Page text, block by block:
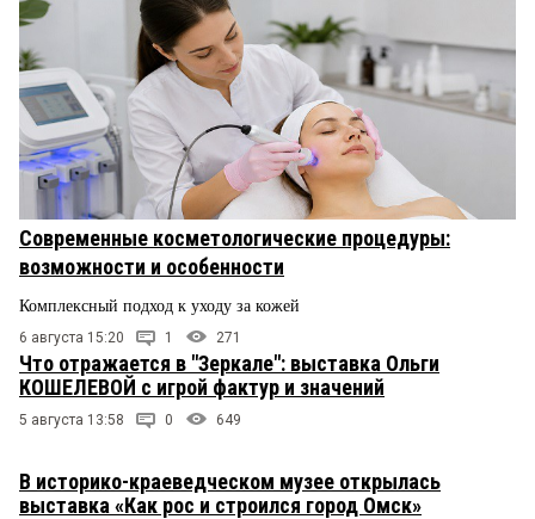
Современные косметологические процедуры:
возможности и особенности
Комплексный подход к уходу за кожей
6 августа 15:20 1 271
Что отражается в "Зеркале": выставка Ольги
КОШЕЛЕВОЙ с игрой фактур и значений
5 августа 13:58 0 649
В историко-краеведческом музее открылась
выставка «Как рос и строился город Омск»